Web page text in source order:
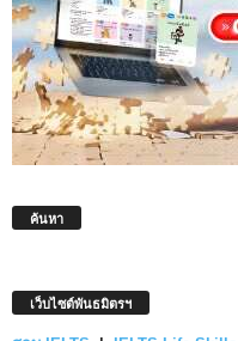
ค้นหา
เว็บไซต์พันธมิตรฯ